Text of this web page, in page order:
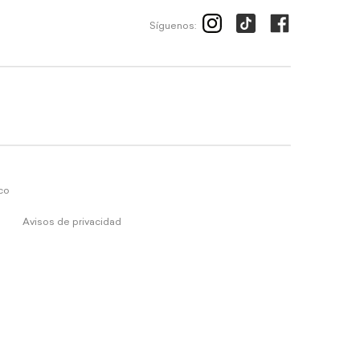
Síguenos:
Avisos de privacidad